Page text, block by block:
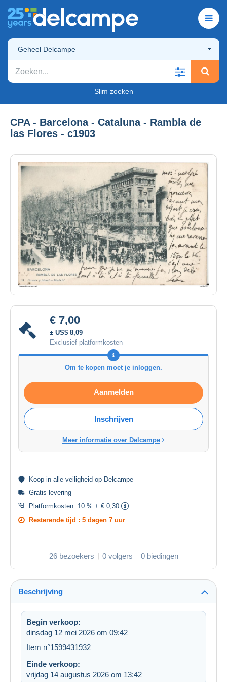
Geheel Delcampe
Slim zoeken
CPA - Barcelona - Cataluna - Rambla de
las Flores - c1903
€ 7,00
± US$ 8,09
Exclusief platformkosten
Om te kopen moet je inloggen.
Aanmelden
Inschrijven
Meer informatie over Delcampe
Koop in alle veiligheid op Delcampe
Gratis levering
Platformkosten: 10 % + € 0,30
Resterende tijd : 5 dagen 7 uur
26 bezoekers 0 volgers 0 biedingen
Beschrijving
Begin verkoop:
dinsdag 12 mei 2026 om 09:42
Item n°1599431932
Einde verkoop:
vrijdag 14 augustus 2026 om 13:42